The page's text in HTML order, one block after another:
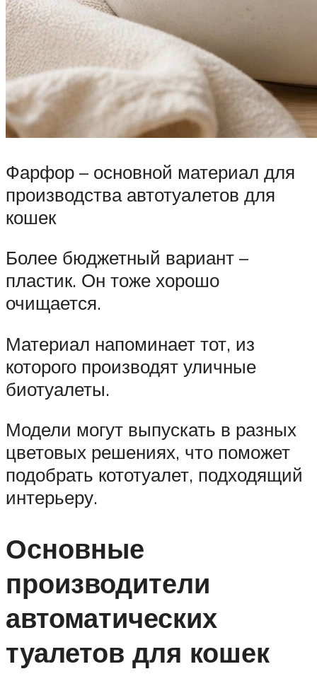
Фарфор – основной материал для
производства автотуалетов для
кошек
Более бюджетный вариант –
пластик. Он тоже хорошо
очищается.
Материал напоминает тот, из
которого производят уличные
биотуалеты.
Модели могут выпускать в разных
цветовых решениях, что поможет
подобрать кототуалет, подходящий
интерьеру.
Основные
производители
автоматических
туалетов для кошек